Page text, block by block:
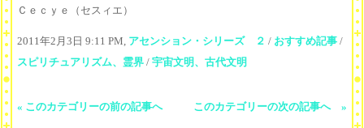
Ｃｅｃｙｅ（セスィエ）
2011年2月3日 9:11 PM, アセンション・シリーズ ２ / おすすめ記事 /
スピリチュアリズム、霊界 / 宇宙文明、古代文明
« このカテゴリーの前の記事へ このカテゴリーの次の記事へ »